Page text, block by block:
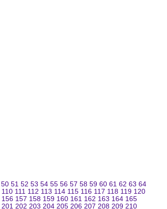
50 51 52 53 54 55 56 57 58 59 60 61 62 63 64
110 111 112 113 114 115 116 117 118 119 120
156 157 158 159 160 161 162 163 164 165
201 202 203 204 205 206 207 208 209 210